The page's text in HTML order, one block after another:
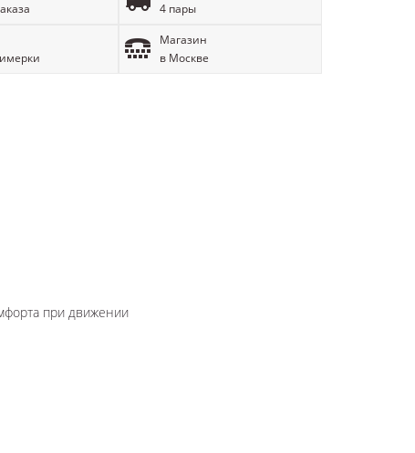
4 пары
Магазин
в Москве
при движении